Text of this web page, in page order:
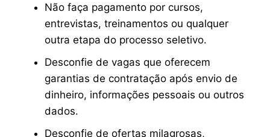
Não faça pagamento por cursos,
entrevistas, treinamentos ou qualquer
outra etapa do processo seletivo.
Desconfie de vagas que oferecem
garantias de contratação após envio de
dinheiro, informações pessoais ou outros
dados.
Desconfie de ofertas milagrosas,